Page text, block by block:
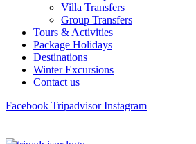
Villa Transfers
Group Transfers
Tours & Activities
Package Holidays
Destinations
Winter Excursions
Contact us
Facebook Tripadvisor Instagram